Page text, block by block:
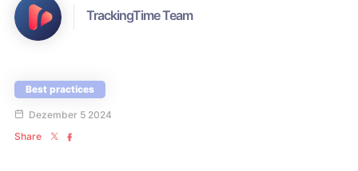
TrackingTime Team
Best practices
Dezember 5 2024
Share